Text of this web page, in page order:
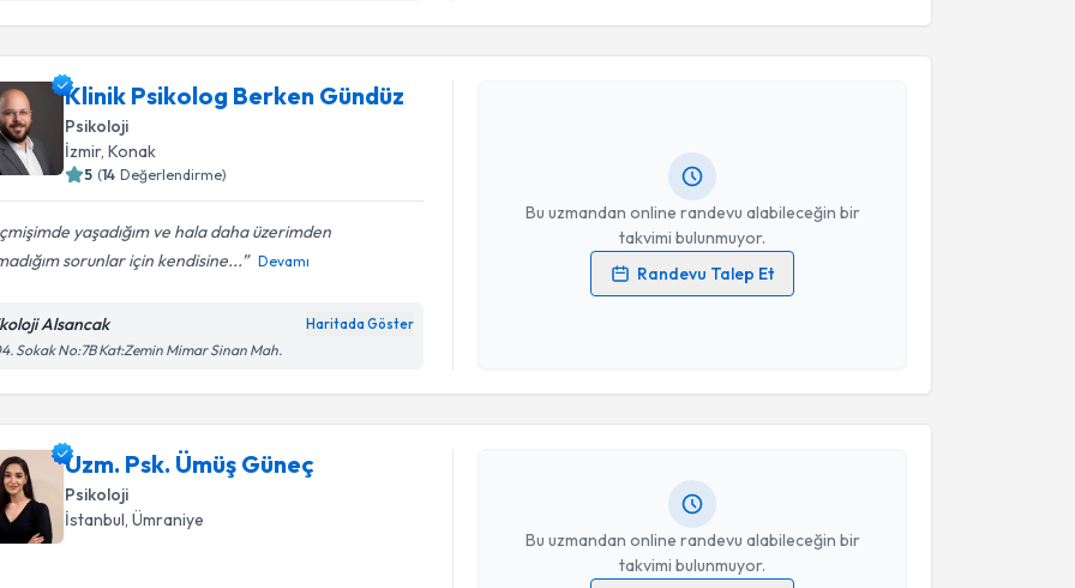
Klinik Psikolog Berken Gündüz
Psikoloji
İzmir, Konak
5 (14 Değerlendirme)
yaşadığım ve hala daha üzerimden
sorunlar için kendisine...
Devamı
Alsancak Haritada Göster
Sokak No:7B Kat:Zemin Mimar Sinan Mah.
Bu uzmandan online randevu alabileceğin bir
takvimi bulunmuyor.
Randevu Talep Et
Klinik Psikolog Berken Gündüz
Kişisel verilerimin işlenmesine ilişkinAydınlatma Metni
Takvim Talebini Gönder
Uzm. Psk. Ümüş Güneç
Psikoloji
İstanbul , Ümraniye
Bu uzmandan online randevu alabileceğin bir
takvimi bulunmuyor.